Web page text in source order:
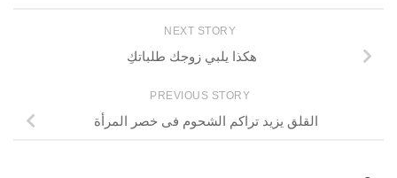
NEXT STORY
هكذا يلبي زوجك طلباتكِ
PREVIOUS STORY
القلق يزيد تراكم الشحوم فى خصر المرأة